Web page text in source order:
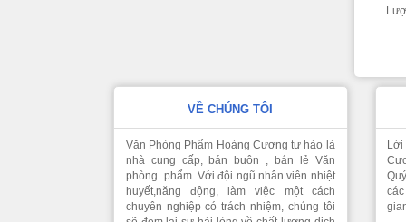
VỀ CHÚNG TÔI
Văn Phòng Phẩm Hoàng Cương tự hào là
nhà cung cấp, bán buôn , bán lẻ Văn
phòng phẩm. Với đội ngũ nhân viên nhiệt
huyết,năng động, làm việc một cách
chuyên nghiệp có trách nhiệm, chúng tôi